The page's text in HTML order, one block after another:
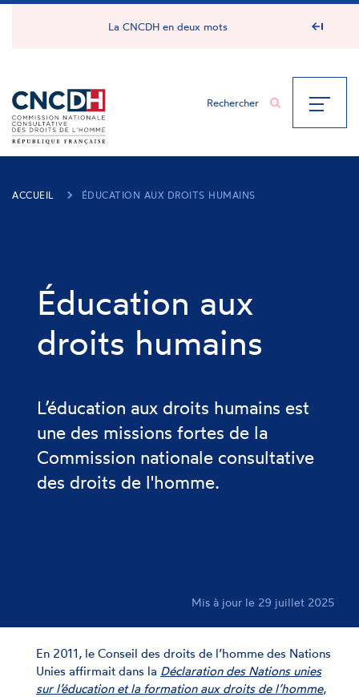
Panneau de gestion des cookies
La CNCDH en deux mots
ACCUEIL ÉDUCATION AUX DROITS HUMAINS
Éducation aux
droits humains
L’éducation aux droits humains est
une des missions fortes de la
Commission nationale consultative
des droits de l'homme.
Mis à jour le 29 juillet 2025
En 2011, le Conseil des droits de l’homme des Nations
Unies affirmait dans la Déclaration des Nations unies
sur l’éducation et la formation aux droits de l’homme,